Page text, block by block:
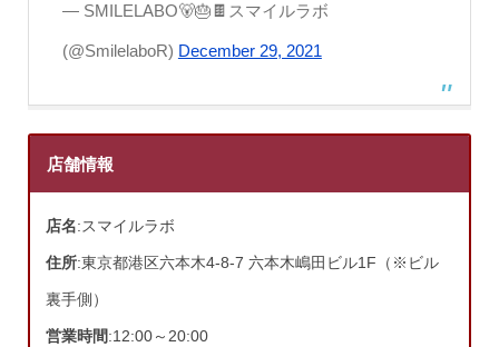
— SMILELABO🐻🎂🍫スマイルラボ
(@SmilelaboR) December 29, 2021
店舗情報
店名:スマイルラボ
住所:東京都港区六本木4-8-7 六本木嶋田ビル1F（※ビル
裏手側）
営業時間:12:00～20:00